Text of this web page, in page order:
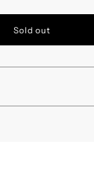
l
d
Sold out